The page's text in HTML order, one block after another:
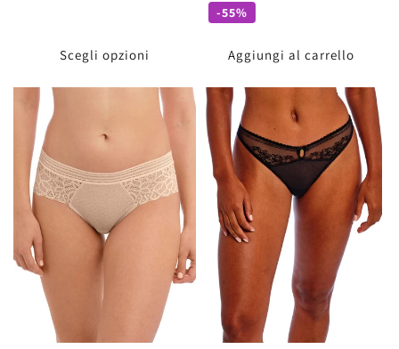
Scegli opzioni
-55%
Aggiungi al carrello